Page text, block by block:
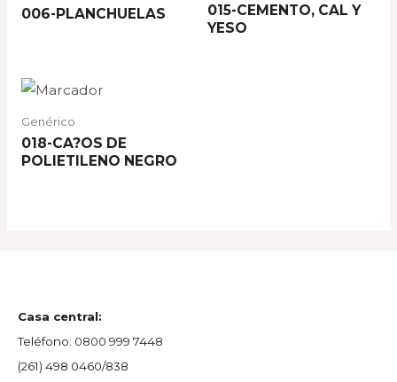
006-PLANCHUELAS
015-CEMENTO, CAL Y
YESO
Genérico
018-CA?OS DE
POLIETILENO NEGRO
Casa central:
Teléfono: 0800 999 7448
(261) 498 0460/838